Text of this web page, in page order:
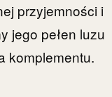
przyjemności i
jego pełen luzu
komplementu.